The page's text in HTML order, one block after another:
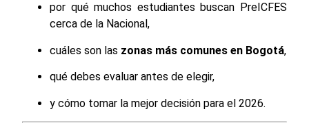
por qué muchos estudiantes buscan PreICFES
cerca de la Nacional,
cuáles son las zonas más comunes en Bogotá,
qué debes evaluar antes de elegir,
y cómo tomar la mejor decisión para el 2026.